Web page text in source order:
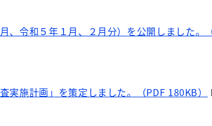
、令和５年１月、２月分）を公開しました。
実施計画」を策定しました。（PDF 180KB）